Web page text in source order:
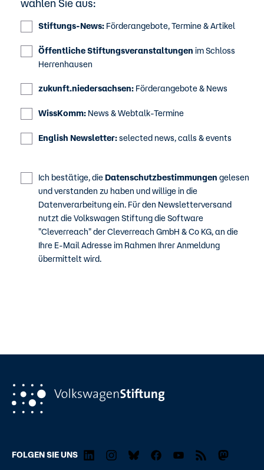
wählen Sie aus:
Stiftungs-News: Förderangebote, Termine & Artikel
Öffentliche Stiftungsveranstaltungen im Schloss
Herrenhausen
zukunft.niedersachsen: Förderangebote & News
WissKomm: News & Webtalk-Termine
English Newsletter:selected news, calls & events
Ich bestätige, die Datenschutzbestimmungen gelesen
und verstanden zu haben und willige in die
Datenverarbeitung ein. Für den Newsletterversand
nutzt die Volkswagen Stiftung die Software
"Cleverreach" der Cleverreach GmbH & Co KG, an die
Ihre E-Mail Adresse im Rahmen Ihrer Anmeldung
übermittelt wird.
FOLGEN SIE UNS